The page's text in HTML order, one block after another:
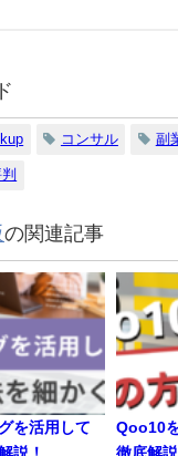
コンサル 副
の関連記事
を活用して
Qoo10